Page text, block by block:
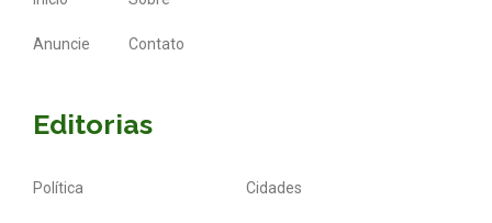
Anuncie Contato
Editorias
Política Cidades